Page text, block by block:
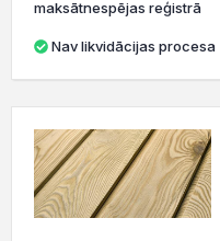
maksātnespējas reģistrā
Nav likvidācijas procesa